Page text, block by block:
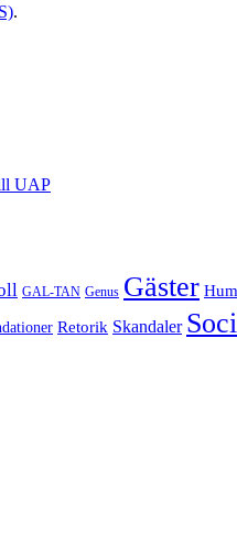
.
UAP
GAL-TAN Genus Gäster
Retorik Skandaler